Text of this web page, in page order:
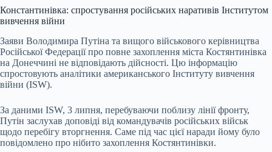
Константинівка: спростування російських наративів Інститутом
вивчення війни
Заяви Володимира Путіна та вищого військового керівництва
Російської Федерації про повне захоплення міста Костянтинівка
на Донеччині не відповідають дійсності. Цю інформацію
спростовують аналітики американського Інституту вивчення
війни (ISW).
За даними ISW, 3 липня, перебуваючи поблизу лінії фронту,
Путін заслухав доповіді від командувачів російських військ
щодо перебігу вторгнення. Саме під час цієї наради йому було
повідомлено про нібито захоплення Костянтинівки.